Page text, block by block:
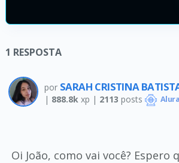
1 RESPOSTA
por SARAH CRISTINA
| 888.8k xp | 2113 posts
Oi João, como vai você? Espero